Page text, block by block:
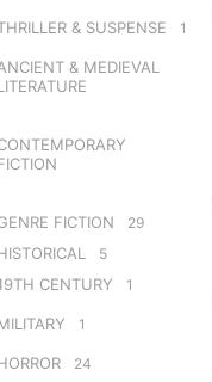
& SUSPENSE 1
& MEDIEVAL
FICTION 29
5
CENTURY 1
1
24